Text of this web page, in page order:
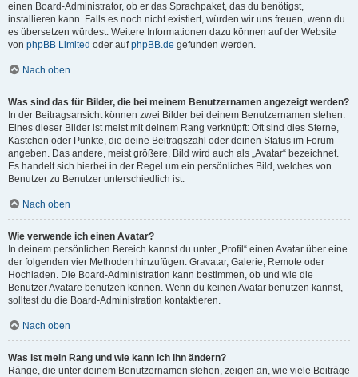
einen Board-Administrator, ob er das Sprachpaket, das du benötigst,
installieren kann. Falls es noch nicht existiert, würden wir uns freuen, wenn du
es übersetzen würdest. Weitere Informationen dazu können auf der Website
von phpBB Limited oder aufphpBB.de gefunden werden.
Nach oben
Was sind das für Bilder, die bei meinem Benutzernamen angezeigt werden?
In der Beitragsansicht können zwei Bilder bei deinem Benutzernamen stehen.
Eines dieser Bilder ist meist mit deinem Rang verknüpft: Oft sind dies Sterne,
Kästchen oder Punkte, die deine Beitragszahl oder deinen Status im Forum
angeben. Das andere, meist größere, Bild wird auch als „Avatar“ bezeichnet.
Es handelt sich hierbei in der Regel um ein persönliches Bild, welches von
Benutzer zu Benutzer unterschiedlich ist.
Nach oben
Wie verwende ich einen Avatar?
In deinem persönlichen Bereich kannst du unter „Profil“ einen Avatar über eine
der folgenden vier Methoden hinzufügen: Gravatar, Galerie, Remote oder
Hochladen. Die Board-Administration kann bestimmen, ob und wie die
Benutzer Avatare benutzen können. Wenn du keinen Avatar benutzen kannst,
solltest du die Board-Administration kontaktieren.
Nach oben
Was ist mein Rang und wie kann ich ihn ändern?
Ränge, die unter deinem Benutzernamen stehen, zeigen an, wie viele Beiträge